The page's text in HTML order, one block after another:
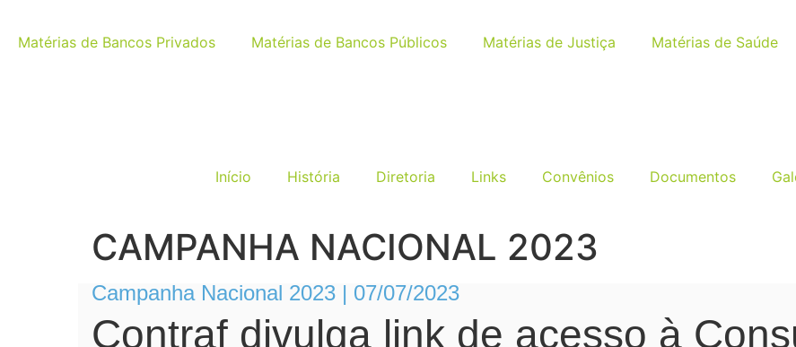
Matérias de Bancos Privados Matérias de Bancos Públicos Matérias de Justiça Matérias de Saúde
Início História Diretoria Links Convênios Documentos
CAMPANHA NACIONAL 2023
Campanha Nacional 2023 | 07/07/2023
Contraf divulga link de acesso à